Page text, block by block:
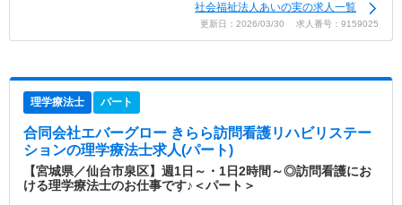
社会福祉法人あいの実の求人一覧
更新日：2026/03/30 求人番号：9159025
理学療法士 パート
合同会社エバーグロー きらら訪問看護リハビリステー
ションの理学療法士求人(パート)
【宮城県／仙台市泉区】週1日～・1日2時間～◎訪問看護にお
ける理学療法士のお仕事です♪＜パート＞